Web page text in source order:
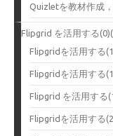
Quizletを教材作成
Flipgrid を活用する
Flipgridを活用する
Flipgridを活用する
Flipgrid を活用する
Flipgridを活用する